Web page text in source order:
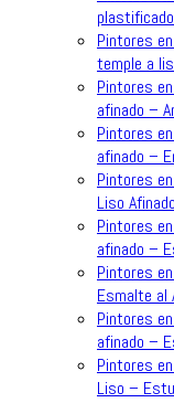
Pintores
temple a
Pintores
afinado –
Pintores
afinado –
Pintores
Liso
Pintores
afinado –
Pintores
Esmalte al
Pintores
afinado –
Pintores
Liso –